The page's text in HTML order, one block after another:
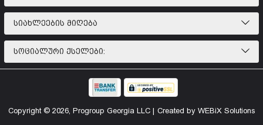
ᲡᲘᲐᲮᲚᲔᲔᲑᲘᲡ ᲛᲘᲦᲔᲑᲐ
ᲡᲝᲪᲘᲐᲚᲣᲠᲘ ᲥᲡᲔᲚᲔᲑᲘ:
Copyright © 2026, Progroup Georgia LLC | Created by WEBiX Solutions